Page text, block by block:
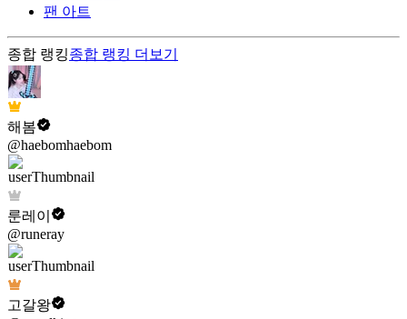
팬 아트
종합 랭킹종합 랭킹 더보기
해봄
@haebomhaebom
룬레이
@runeray
고갈왕